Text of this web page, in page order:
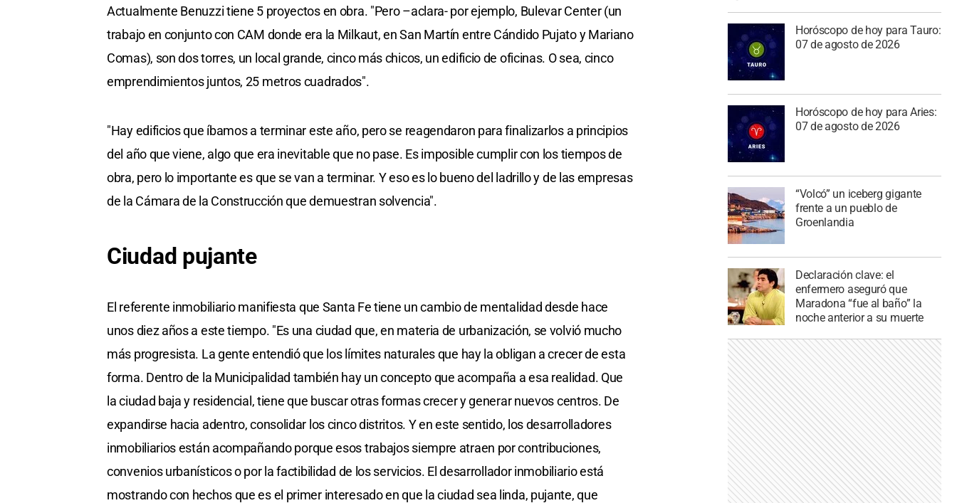
Actualmente Benuzzi tiene 5 proyectos en obra. "Pero –aclara- por ejemplo, Bulevar Center (un
trabajo en conjunto con CAM donde era la Milkaut, en San Martín entre Cándido Pujato y Mariano
Comas), son dos torres, un local grande, cinco más chicos, un edificio de oficinas. O sea, cinco
emprendimientos juntos, 25 metros cuadrados".
"Hay edificios que íbamos a terminar este año, pero se reagendaron para finalizarlos a principios
del año que viene, algo que era inevitable que no pase. Es imposible cumplir con los tiempos de
obra, pero lo importante es que se van a terminar. Y eso es lo bueno del ladrillo y de las empresas
de la Cámara de la Construcción que demuestran solvencia".
Ciudad pujante
El referente inmobiliario manifiesta que Santa Fe tiene un cambio de mentalidad desde hace
unos diez años a este tiempo. "Es una ciudad que, en materia de urbanización, se volvió mucho
más progresista. La gente entendió que los límites naturales que hay la obligan a crecer de esta
forma. Dentro de la Municipalidad también hay un concepto que acompaña a esa realidad. Que
la ciudad baja y residencial, tiene que buscar otras formas crecer y generar nuevos centros. De
expandirse hacia adentro, consolidar los cinco distritos. Y en este sentido, los desarrolladores
inmobiliarios están acompañando porque esos trabajos siempre atraen por contribuciones,
convenios urbanísticos o por la factibilidad de los servicios. El desarrollador inmobiliario está
mostrando con hechos que es el primer interesado en que la ciudad sea linda, pujante, que
Horóscopo de hoy para Tauro:
07 de agosto de 2026
Horóscopo de hoy para Aries:
07 de agosto de 2026
“Volcó” un iceberg gigante
frente a un pueblo de
Groenlandia
Declaración clave: el
enfermero aseguró que
Maradona “fue al baño” la
noche anterior a su muerte